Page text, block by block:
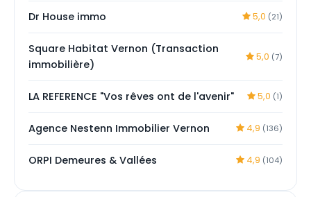
Dr House immo 5,0 (21)
Square Habitat Vernon (Transaction
immobilière)
5,0 (7)
LA REFERENCE "Vos rêves ont de l'avenir" 5,0 (1)
Agence Nestenn Immobilier Vernon 4,9 (136)
ORPI Demeures & Vallées 4,9 (104)